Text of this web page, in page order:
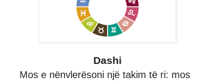
Dashi
Mos e nënvlerësoni një takim të ri: mos